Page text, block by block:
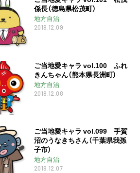
係長（徳島県松茂町）
地方自治
2019.12.09
ご当地愛キャラ vol.100 ふれ
きんちゃん（熊本県長洲町）
地方自治
2019.12.08
ご当地愛キャラ vol.099 手賀
沼のうなきちさん（千葉県我孫
子市）
地方自治
2019.12.07